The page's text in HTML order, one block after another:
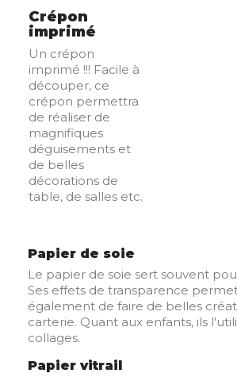
Crépon
imprimé
Un crépon
imprimé !!! Facile à
découper, ce
crépon permettra
de réaliser de
magnifiques
déguisements et
de belles
décorations de
table, de salles etc.
Papier de soie
Le papier de soie sert souvent
Ses effets de transparence
également de faire de belles
carterie. Quant aux enfants, ils
collages.
Papier vitrail